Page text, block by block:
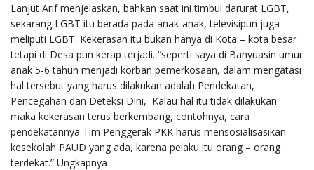
Lanjut Arif menjelaskan, bahkan saat ini timbul darurat LGBT,
sekarang LGBT itu berada pada anak-anak, televisipun juga
meliputi LGBT. Kekerasan itu bukan hanya di Kota – kota besar
tetapi di Desa pun kerap terjadi. “seperti saya di Banyuasin umur
anak 5-6 tahun menjadi korban pemerkosaan, dalam mengatasi
hal tersebut yang harus dilakukan adalah Pendekatan,
Pencegahan dan Deteksi Dini, Kalau hal itu tidak dilakukan
maka kekerasan terus berkembang, contohnya, cara
pendekatannya Tim Penggerak PKK harus mensosialisasikan
kesekolah PAUD yang ada, karena pelaku itu orang – orang
terdekat.” Ungkapnya